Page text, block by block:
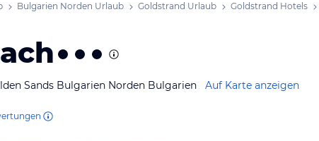
Bulgarien Norden Urlaub Goldstrand Urlaub Goldstrand Hotels
Sands Bulgarien Norden Bulgarien Auf Karte anzeigen